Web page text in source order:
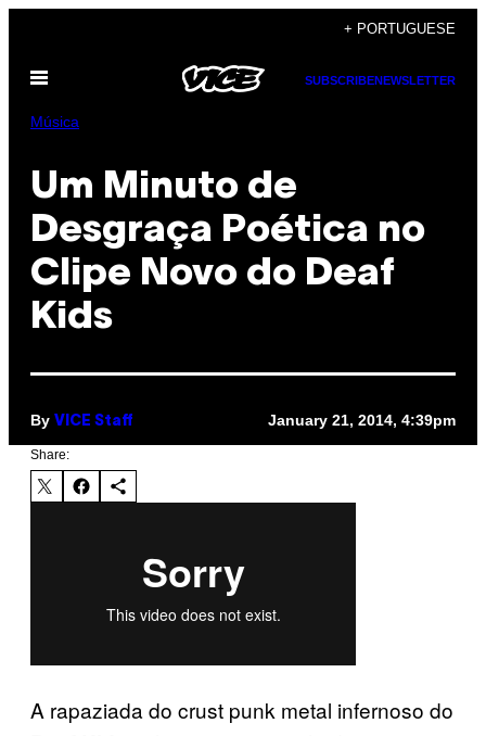
content
+ PORTUGUESE
Open
SUBSCRIBENEWSLETTER
Música
Um Minuto de
Desgraça Poética no
Clipe Novo do Deaf
Kids
By VICE Staff January 21, 2014, 4:39pm
Share:
A rapaziada do crust punk metal infernoso do